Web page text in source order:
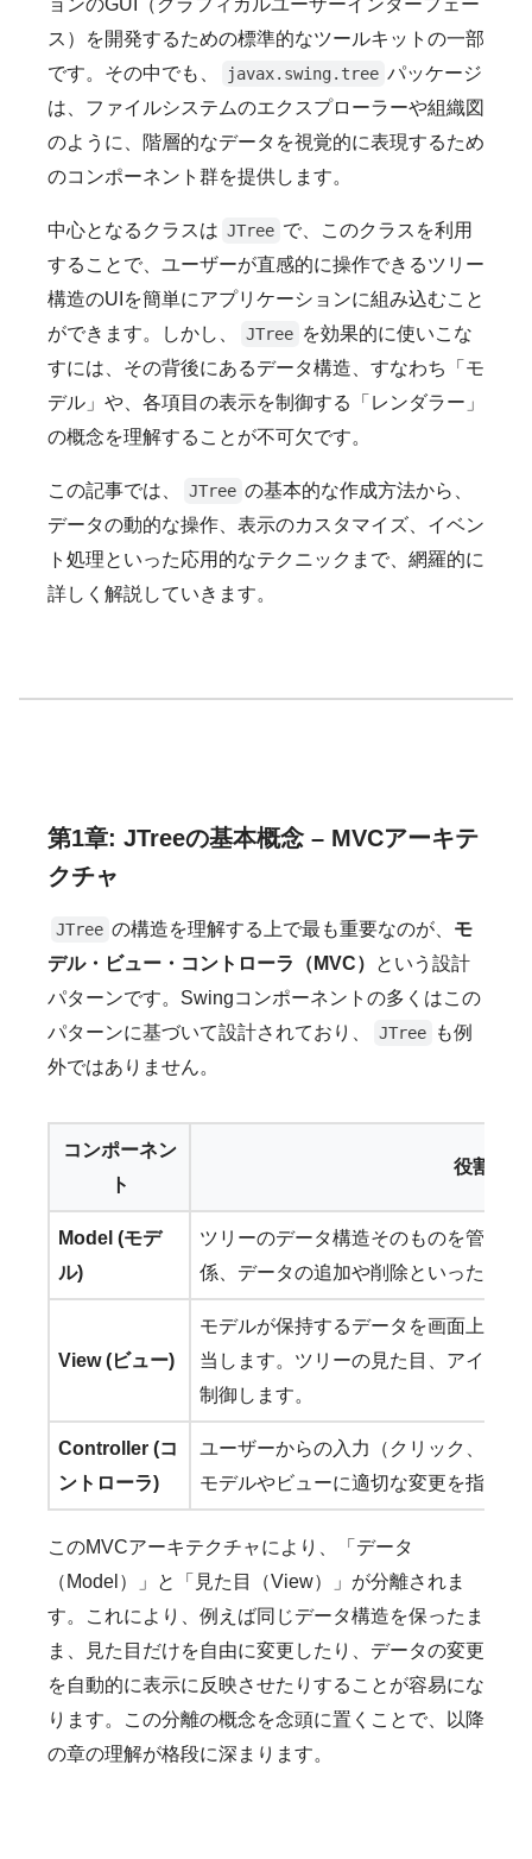
ス）を開発するための標準的なツールキットの一部
です。その中でも、
javax.swing.tree パッケージ
は、ファイルシステムのエクスプローラーや組織図
のように、階層的なデータを視覚的に表現するため
のコンポーネント群を提供します。
中心となるクラスは JTree で、このクラスを利用
することで、ユーザーが直感的に操作できるツリー
構造のUIを簡単にアプリケーションに組み込むこと
ができます。しかし、
JTree を効果的に使いこな
すには、その背後にあるデータ構造、すなわち「モ
デル」や、各項目の表示を制御する「レンダラー」
の概念を理解することが不可欠です。
この記事では、 JTree の基本的な作成方法から、
データの動的な操作、表示のカスタマイズ、イベン
ト処理といった応用的なテクニックまで、網羅的に
詳しく解説していきます。
第1章: JTreeの基本概念 – MVCアーキテ
クチャ
JTree の構造を理解する上で最も重要なのが、 モ
デル・ビュー・コントローラ（MVC）
という設計
パターンです。Swingコンポーネントの多くはこの
パターンに基づいて設計されており、
JTree
も例
外ではありません。
コンポーネン
ト
役割
Model (モデ
ル)
ツリーのデータ構造そのものを管理し
係、データの追加や削除といったロジ
View (ビュー)
モデルが保持するデータを画面上にど
当します。ツリーの見た目、アイコン
制御します。
Controller (コ
ントローラ)
ユーザーからの入力（クリック、ドラ
モデルやビューに適切な変更を指示し
このMVCアーキテクチャにより、「データ
（Model）」と「見た目（View）」が分離されま
す。これにより、例えば同じデータ構造を保ったま
ま、見た目だけを自由に変更したり、データの変更
を自動的に表示に反映させたりすることが容易にな
ります。この分離の概念を念頭に置くことで、以降
の章の理解が格段に深まります。